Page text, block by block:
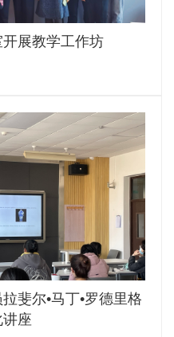
展教学工作坊
斐尔•马丁•罗德里格
座